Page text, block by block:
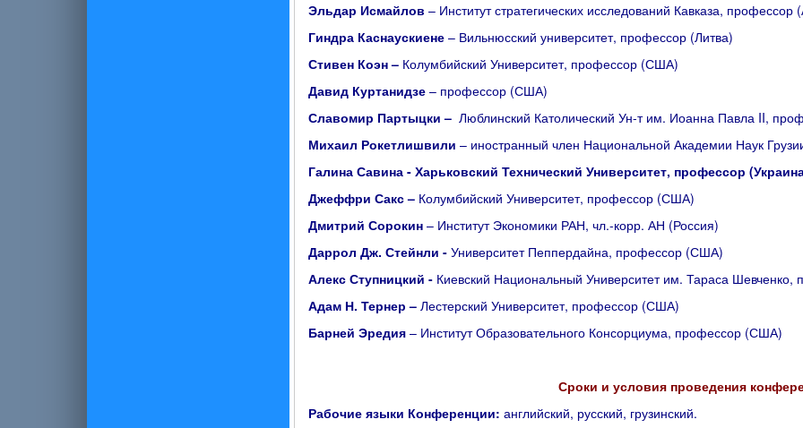
Эльдар Исмайлов – Институт стратегических исследований Кавказа, профессор
Гиндра Каснаускиене – Вильнюсский университет, профессор (Литва)
Стивен Коэн – Колумбийский Университет, профессор (США)
Давид Куртанидзе – профессор (США)
Славомир Партыцки – Люблинский Католический Ун-т им. Иоанна Павла II,
Михаил Рокетлишвили – иностранный член Национальной Академии Наук
Галина Савина - Харьковский Технический Университет, профессор
Джеффри Сакс – Колумбийский Университет, профессор (США)
Дмитрий Сорокин – Институт Экономики РАН, чл.-корр. АН (Россия)
Даррол Дж. Стейнли - Университет Пеппердайна, профессор (США)
Алекс Ступницкий - Киевский Национальный Университет им. Тараса Шевченко,
Адам Н. Тернер – Лестерский Университет, профессор (США)
Барней Эредия – Институт Образовательного Консорциума, профессор (США)
Сроки и условия проведения
Рабочие языки Конференции: английский, русский, грузинский.